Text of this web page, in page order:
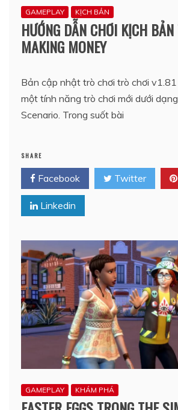
GAMEPLAY KỊCH BẢN
HƯỚNG DẪN CHƠI KỊCH
MAKING MONEY
Bản cập nhật trò chơi trò chơi
một tính năng trò chơi mới dưới
Scenario. Trong suốt bài
SHARE
Facebook Twitter
Linkedin
GAMEPLAY KHÁM PHÁ